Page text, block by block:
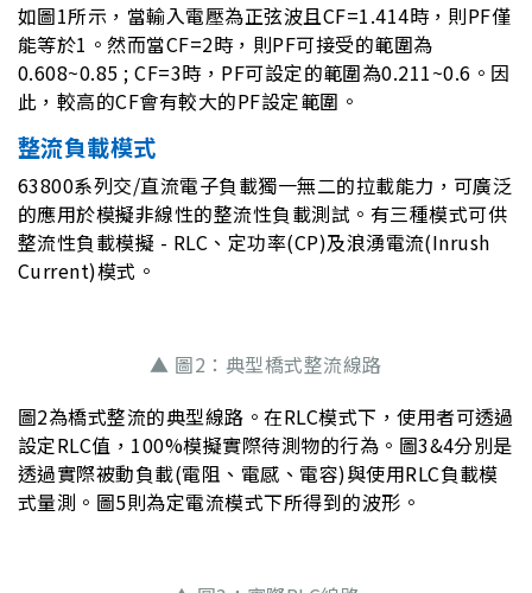
如圖1所示，當輸入電壓為正弦波且CF=1.414時，則PF僅
能等於1。然而當CF=2時，則PF可接受的範圍為
0.608~0.85 ; CF=3時，PF可設定的範圍為0.211~0.6。因
此，較高的CF會有較大的PF設定範圍。
整流負載模式
63800系列交/直流電子負載獨一無二的拉載能力，可廣泛
的應用於模擬非線性的整流性負載測試。有三種模式可供
整流性負載模擬 - RLC、定功率(CP)及浪湧電流(Inrush
Current)模式。
▲ 圖2：典型橋式整流線路
圖2為橋式整流的典型線路。在RLC模式下，使用者可透過
設定RLC值，100%模擬實際待測物的行為。圖3&4分別是
透過實際被動負載(電阻、電感、電容)與使用RLC負載模
式量測。圖5則為定電流模式下所得到的波形。